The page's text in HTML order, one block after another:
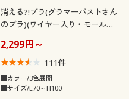
消える?!ブラ(グラマーバストさん
のブラ)(ワイヤー入り・モールド
2,299円～
111件
■カラー/3色展開
■サイズ/E70～H100